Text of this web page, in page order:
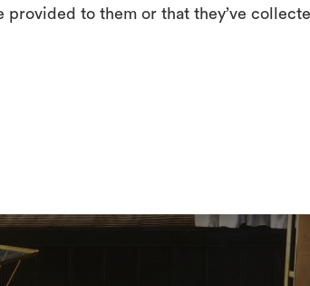
to them or that they’ve
Uno